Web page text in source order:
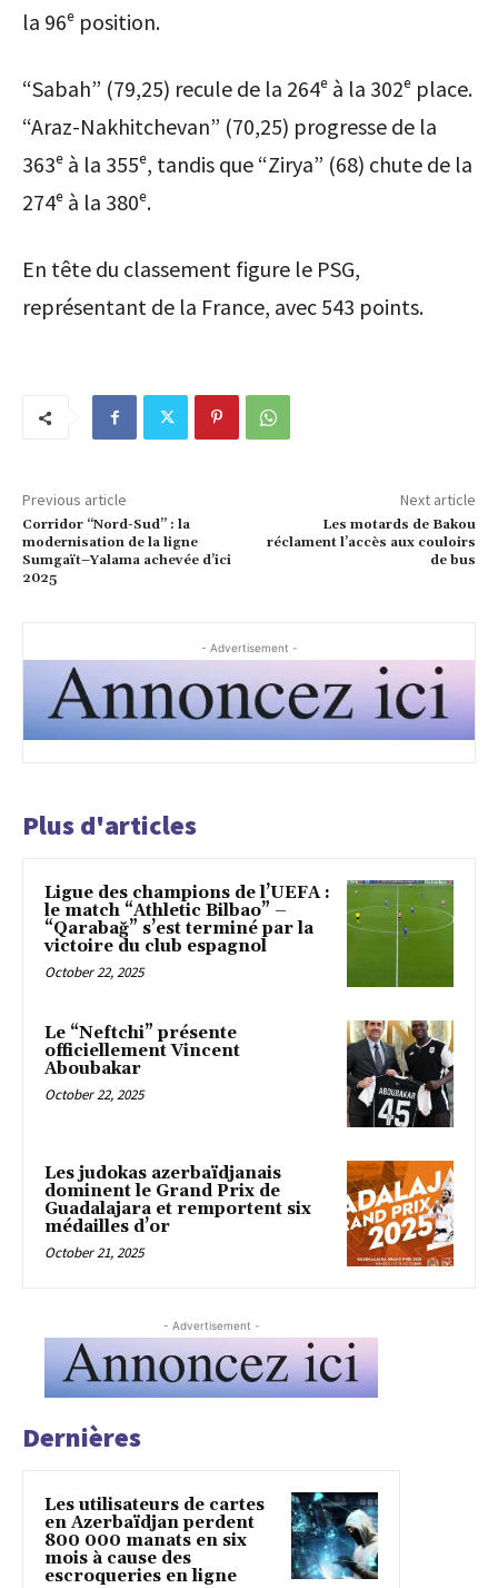
la 96ᵉ position.
“Sabah” (79,25) recule de la 264ᵉ à la 302ᵉ place.
“Araz-Nakhitchevan” (70,25) progresse de la
363ᵉ à la 355ᵉ, tandis que “Zirya” (68) chute de la
274ᵉ à la 380ᵉ.
En tête du classement figure le PSG,
représentant de la France, avec 543 points.
Previous article
Corridor “Nord-Sud” : la
modernisation de la ligne
Sumgaït–Yalama achevée d’ici
2025
Next article
Les motards de Bakou
réclament l’accès aux couloirs
de bus
- Advertisement -
Plus d'articles
Ligue des champions de l’UEFA :
le match “Athletic Bilbao” –
“Qarabağ” s’est terminé par la
victoire du club espagnol
October 22, 2025
Le “Neftchi” présente
officiellement Vincent
Aboubakar
October 22, 2025
Les judokas azerbaïdjanais
dominent le Grand Prix de
Guadalajara et remportent six
médailles d’or
October 21, 2025
- Advertisement -
Dernières
Les utilisateurs de cartes
en Azerbaïdjan perdent
800 000 manats en six
mois à cause des
escroqueries en ligne